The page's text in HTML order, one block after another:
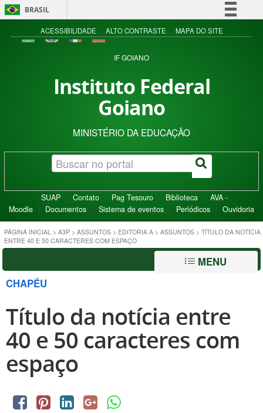
BRASIL
Simplifique!
Acesso à informação
ACESSIBILIDADE ALTO CONTRASTE MAPA DO SITE
IF GOIANO
Instituto Federal
Goiano
MINISTÉRIO DA EDUCAÇÃO
SUAP Contato Pag Tesouro Biblioteca
AVA -
Moodle
Documentos Sistema de eventos Periódicos Ouvidoria
PÁGINA INICIAL > A3P > ASSUNTOS > EDITORIA A > ASSUNTOS > TÍTULO DA NOTÍCIA
ENTRE 40 E 50 CARACTERES COM ESPAÇO
MENU
CHAPÉU
Título da notícia entre
40 e 50 caracteres com
espaço